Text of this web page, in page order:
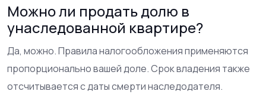
Можно ли продать долю в
унаследованной квартире?
Да, можно. Правила налогообложения применяются
пропорционально вашей доле. Срок владения также
отсчитывается с даты смерти наследодателя.